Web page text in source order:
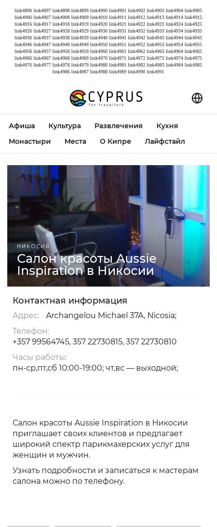
link4896 link4897 link4898 link4899 link4900 link4901 link4902 link4903 link4904 link4905
link4906 link4907 link4908 link4909 link4910 link4911 link4912 link4913 link4914 link4915
link4916 link4917 link4918 link4919 link4920 link4921 link4922 link4923 link4924 link4925
link4926 link4927 link4928 link4929 link4930 link4931 link4932 link4933 link4934 link4935
link4936 link4937 link4938 link4939 link4940 link4941 link4942 link4943 link4944 link4945
link4946 link4947 link4948 link4949 link4950 link4951 link4952 link4953 link4954 link4955
link4956 link4957 link4958 link4959 link4960 link4961 link4962 link4963 link4964 link4965
link4966 link4967 link4968 link4969 link4970 link4971 link4972 link4973 link4974 link4975
link4976 link4977 link4978 link4979 link4980 link4981 link4982 link4983 link4984 link4985
link4986 link4987 link4988 link4989 link4990 link4991
Афиша Культура Развлечения
Кухня
Монастыри
Места О Кипре Лайфстайл
НИКОСИЯ
Салон красоты Aussie
Inspiration в Никосии
Контактная информация
Адрес:
Archangelou Michael 37A, Nicosia;
Телефон:
+357 99564745, 357 22730815, 357 22730810
Часы работы:
пн-ср,пт,сб 10:00-19:00; чт,вс — выходной;
Салон красоты Aussie Inspiration в Никосии
приглашает своих клиентов и предлагает
широкий спектр парикмахерских услуг для
женщин и мужчин.
Узнать подробности и записаться к мастерам
салона можно по телефону.